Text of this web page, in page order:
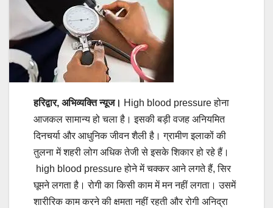
हरिद्वार, अभिव्यक्ति न्यूज। High blood pressure होना
आजकल सामान्य हो चला है। इसकी बड़ी वजह अनियमित
दिनचर्या और आधुनिक जीवन शैली है। ग्रामीण इलाकों की
तुलना में शहरी लोग अधिक तेजी से इसके शिकार हो रहे हैं।
high blood pressure होने में चक्कर आने लगते हैं, सिर
घूमने लगता है। रोगी का किसी काम में मन नहीं लगता। उसमें
शारीरिक काम करने की क्षमता नहीं रहती और रोगी अनिद्रा